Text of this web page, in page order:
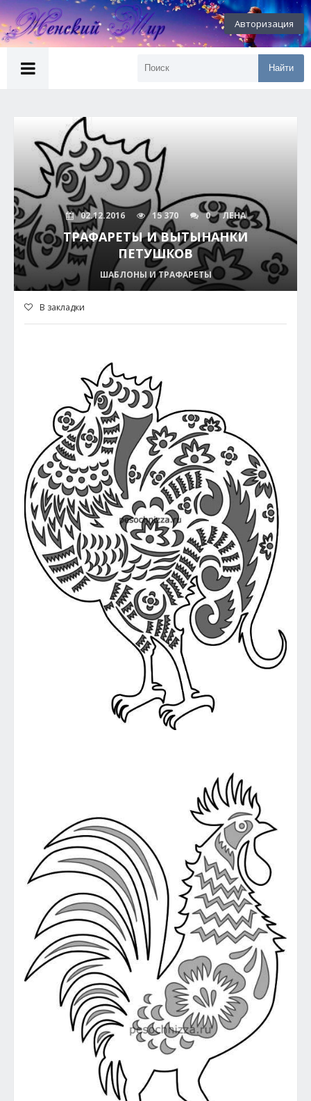
Авторизация
Найти
02.12.2016 15 370 0 ЛЕНА
ТРАФАРЕТЫ И ВЫТЫНАНКИ
ПЕТУШКОВ
ШАБЛОНЫ И ТРАФАРЕТЫ
В закладки